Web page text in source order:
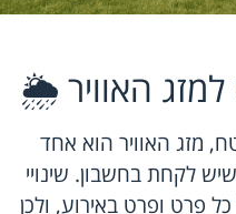
למזג האוויר 🌦️
מזג האוויר הוא אחד
לקחת בחשבון. שינויי
פרט ופרט באירוע, ולכן